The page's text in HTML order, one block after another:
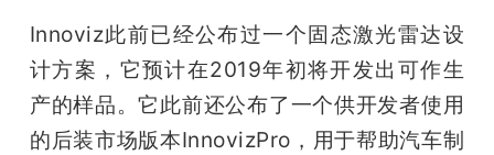
Innoviz此前已经公布过一个固态激光雷达设
计方案，它预计在2019年初将开发出可作生
产的样品。它此前还公布了一个供开发者使用
的后装市场版本InnovizPro，用于帮助汽车制